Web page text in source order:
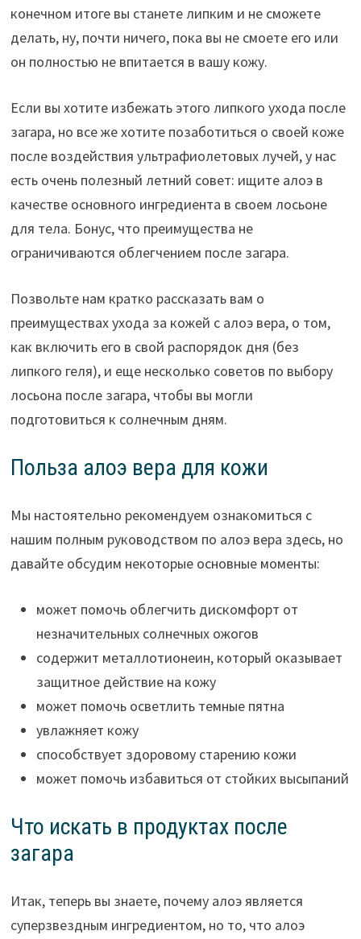
конечном итоге вы станете липким и не сможете
делать, ну, почти ничего, пока вы не смоете его или
он полностью не впитается в вашу кожу.
Если вы хотите избежать этого липкого ухода после
загара, но все же хотите позаботиться о своей коже
после воздействия ультрафиолетовых лучей, у нас
есть очень полезный летний совет: ищите алоэ в
качестве основного ингредиента в своем лосьоне
для тела. Бонус, что преимущества не
ограничиваются облегчением после загара.
Позвольте нам кратко рассказать вам о
преимуществах ухода за кожей с алоэ вера, о том,
как включить его в свой распорядок дня (без
липкого геля), и еще несколько советов по выбору
лосьона после загара, чтобы вы могли
подготовиться к солнечным дням.
Польза алоэ вера для кожи
Мы настоятельно рекомендуем ознакомиться с
нашим полным руководством по алоэ вера здесь, но
давайте обсудим некоторые основные моменты:
может помочь облегчить дискомфорт от
незначительных солнечных ожогов
содержит металлотионеин, который оказывает
защитное действие на кожу
может помочь осветлить темные пятна
увлажняет кожу
способствует здоровому старению кожи
может помочь избавиться от стойких высыпаний
Что искать в продуктах после
загара
Итак, теперь вы знаете, почему алоэ является
суперзвездным ингредиентом, но то, что алоэ